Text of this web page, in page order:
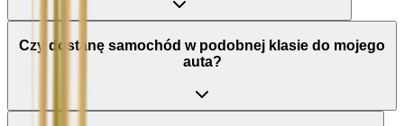
Czy dostanę samochód w podobnej klasie do mojego
auta?